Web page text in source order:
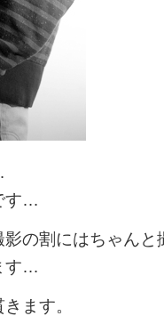
す…
の割にはちゃん
す…
ます。